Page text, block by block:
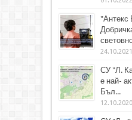
"Антекс
СУ "Л.
е най-
Бъл...